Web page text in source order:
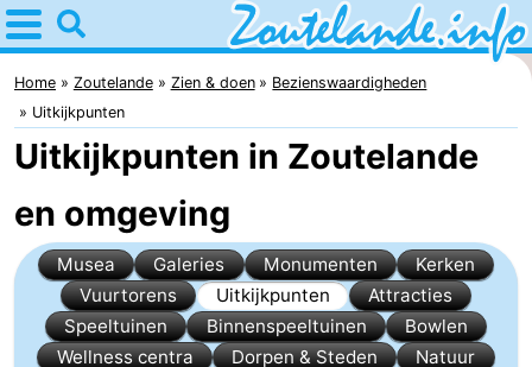
Home
Zoutelande
Tips
kinderen
Webcam
Webcam
Langstraat
Webcam
Home Zoutelande Zien & doen
Bezienswaardigheden
Uitkijkpunten
Uitkijkpunten in Zoutelande
en omgeving
Musea Galeries Monumenten
Kerken
Vuurtorens
Uitkijkpunten
Attracties
Speeltuinen
Binnenspeeltuinen
Bowlen
Wellness centra
Dorpen & Steden
Natuur